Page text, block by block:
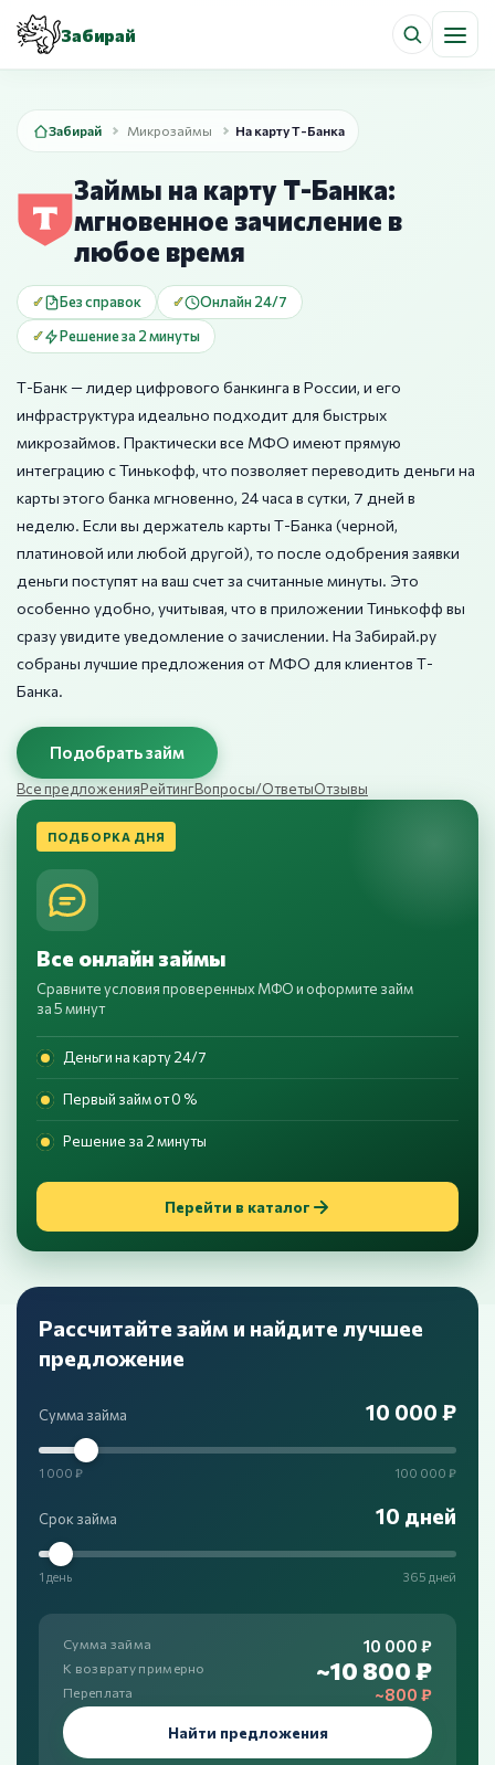
Забирай
Забирай Микрозаймы На карту Т-Банка
Займы на карту Т-Банка:
мгновенное зачисление в
любое время
Без справок
Онлайн 24/7
Решение за 2 минуты
Т-Банк — лидер цифрового банкинга в России, и его
инфраструктура идеально подходит для быстрых
микрозаймов. Практически все МФО имеют прямую
интеграцию с Тинькофф, что позволяет переводить деньги на
карты этого банка мгновенно, 24 часа в сутки, 7 дней в
неделю. Если вы держатель карты Т-Банка (черной,
платиновой или любой другой), то после одобрения заявки
деньги поступят на ваш счет за считанные минуты. Это
особенно удобно, учитывая, что в приложении Тинькофф вы
сразу увидите уведомление о зачислении. На Забирай.ру
собраны лучшие предложения от МФО для клиентов Т-
Банка.
Подобрать займ
Все предложенияРейтингВопросы/ОтветыОтзывы
ПОДБОРКА ДНЯ
Все онлайн займы
Сравните условия проверенных МФО и оформите займ
за 5 минут
Деньги на карту 24/7
Первый займ от 0 %
Решение за 2 минуты
Перейти в каталог
Рассчитайте займ и найдите лучшее
предложение
Сумма займа 10 000 ₽
1 000 ₽ 100 000 ₽
Срок займа 10 дней
1 день 365 дней
Сумма займа 10 000 ₽
К возврату примерно ~10 800 ₽
Переплата ~800 ₽
Найти предложения